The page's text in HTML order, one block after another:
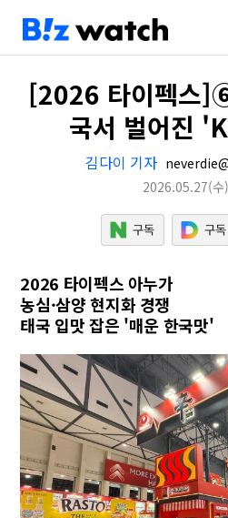
[2026 타이펙스
국서 벌어진
김다이 기자
2026.05.27(수)
2026 타이펙스 아누가
농심·삼양 현지화 경쟁
태국 입맛 잡은 '매운 한국맛'